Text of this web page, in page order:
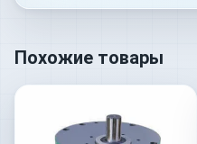
Похожие товары